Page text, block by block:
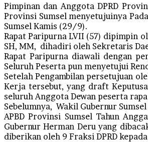
Pimpinan dan Anggota DPRD
Provinsi Sumsel menyetujuinya
Sumsel Kamis (29/9).
Rapat Paripurna LVII (57) dipimpin
SH, MM, dihadiri oleh Sekretaris
Rapat Paripurna diawali dengan
Seluruh Peserta pun menyetujui
Setelah Pengambilan persetujuan
Kerja tersebut, yang draft
seluruh Anggota Dewan peserta
Sebelumnya, Wakil Gubernur
APBD Provinsi Sumsel Tahun
Gubernur Herman Deru yang
diberikan oleh 9 Fraksi DPRD